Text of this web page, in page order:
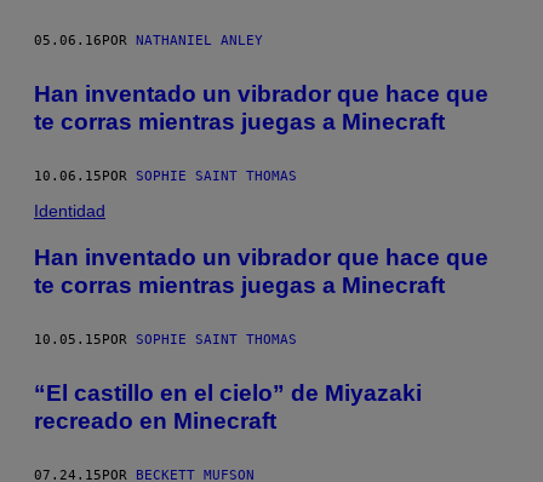
05.06.16POR NATHANIEL ANLEY
Han inventado un vibrador que hace que
te corras mientras juegas a Minecraft
10.06.15 POR SOPHIE SAINT THOMAS
Identidad
Han inventado un vibrador que hace que
te corras mientras juegas a Minecraft
10.05.15POR SOPHIE SAINT THOMAS
“El castillo en el cielo” de Miyazaki
recreado en Minecraft
07.24.15 POR BECKETT MUFSON